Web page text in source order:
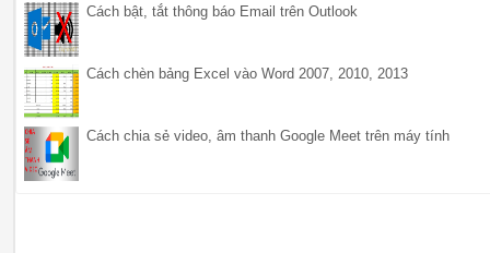
Cách bật, tắt thông báo Email trên Outlook
Cách chèn bảng Excel vào Word 2007, 2010, 2013
Cách chia sẻ video, âm thanh Google Meet trên máy tính